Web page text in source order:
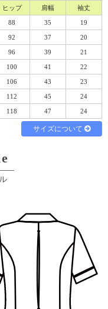
い
認しました。
ヒップ 肩幅 袖丈
88 35 19
92 37 20
96 39 21
100 41 22
106 43 23
112 45 24
118 47 24
サイズについて